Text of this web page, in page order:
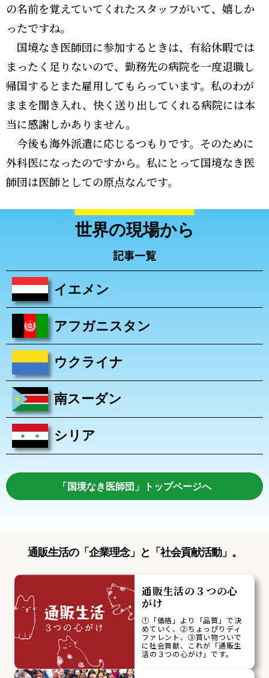
の名前を覚えていてくれたスタッフがいて、嬉しか
ったですね。
国境なき医師団に参加するときは、有給休暇では
まったく足りないので、勤務先の病院を一度退職し
帰国するとまた雇用してもらっています。私のわが
ままを聞き入れ、快く送り出してくれる病院には本
当に感謝しかありません。
今後も海外派遣に応じるつもりです。そのために
外科医になったのですから。私にとって国境なき医
師団は医師としての原点なんです。
世界の現場から
記事一覧
イエメン
アフガニスタン
ウクライナ
南スーダン
シリア
「国境なき医師団」トップページへ
通販生活の「企業理念」と「社会貢献活動」。
通販生活の３つの心
がけ
①「価格」より「品質」で決
めていく、②ちょっぴりディ
ファレント、③買い物ついで
に社会貢献、これが「通販生
活の３つの心がけ」です。